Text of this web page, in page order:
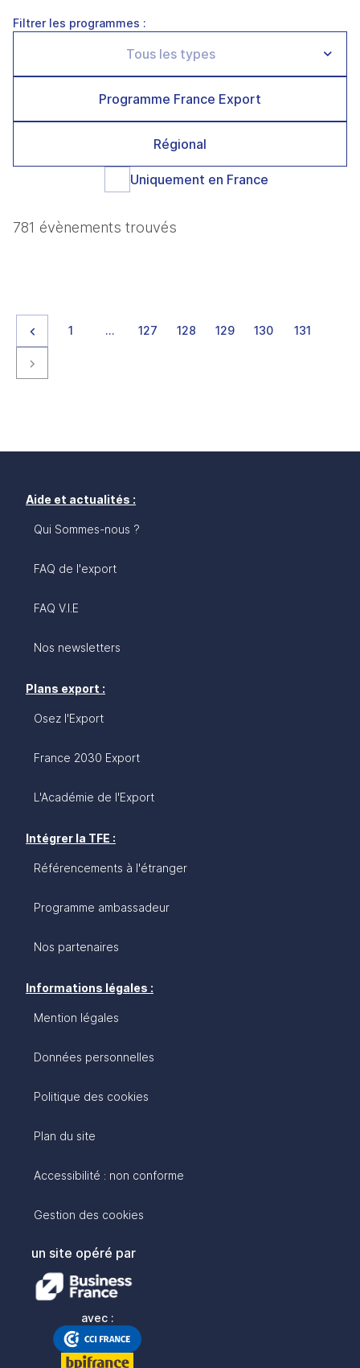
Filtrer les programmes :
Programme France Export
Régional
Uniquement en France
781 évènements trouvés
Page précédente
page
1 … page
127 page
128 page
129 page
130 page
131
Aide et actualités :
Qui Sommes-nous ?
FAQ de l'export
FAQ V.I.E
Nos newsletters
Plans export :
Osez l'Export
France 2030 Export
L'Académie de l'Export
Intégrer la TFE :
Référencements à l'étranger
Programme ambassadeur
Nos partenaires
Informations légales :
Mention légales
Données personnelles
Politique des cookies
Plan du site
Accessibilité : non conforme
Gestion des cookies
un site opéré par
avec :